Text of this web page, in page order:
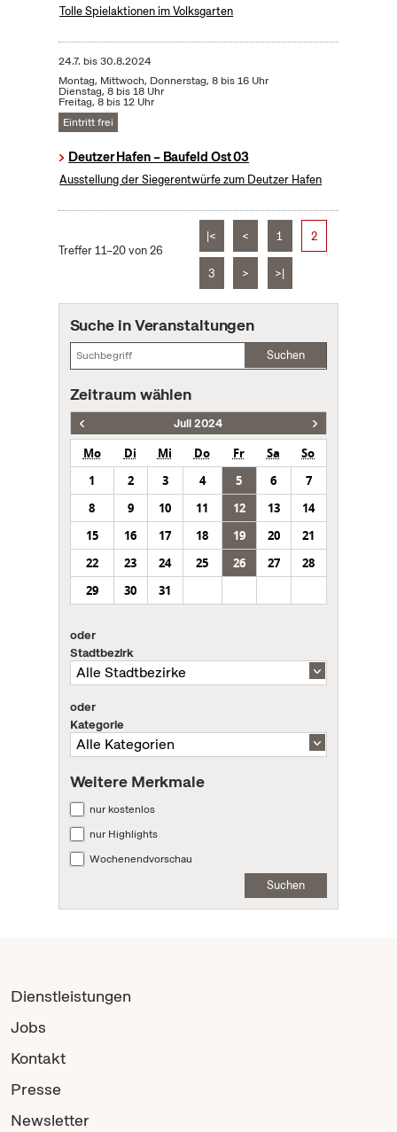
Tolle Spielaktionen im Volksgarten
24.7. bis30.8.2024
Montag, Mittwoch, Donnerstag, 8 bis 16 Uhr
Dienstag, 8 bis 18 Uhr
Freitag, 8 bis 12 Uhr
Eintritt frei
Deutzer Hafen – Baufeld Ost 03
Ausstellung der Siegerentwürfe zum Deutzer Hafen
Treffer 11–20 von 26
|< < 1 2
3 > >|
Suche in Veranstaltungen
Suchen
Zeitraum wählen
Juli 2024
Mo Di Mi Do Fr Sa
So
1
2 3 4 5 6
7
8
9 10 11 12 13
14
15
16 17 18 19 20
21
22
23 24 25 26 27
28
29
30 31
oder
Stadtbezirk
oder
Kategorie
Weitere Merkmale
nur kostenlos
nur Highlights
Wochenendvorschau
Suchen
Dienstleistungen
Jobs
Kontakt
Presse
Newsletter